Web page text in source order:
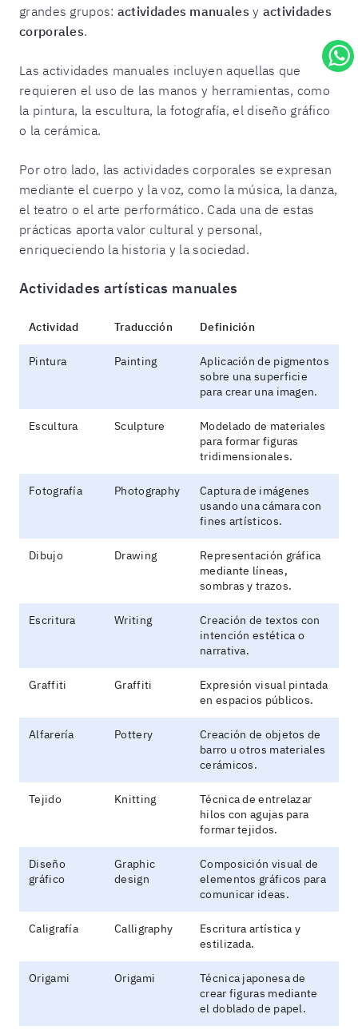
grandes grupos: actividades manualesy actividades
corporales.
Las actividades manuales incluyen aquellas que
requieren el uso de las manos y herramientas, como
la pintura, la escultura, la fotografía, el diseño gráfico
o la cerámica.
Por otro lado, las actividades corporales se expresan
mediante el cuerpo y la voz, como la música, la danza,
el teatro o el arte performático. Cada una de estas
prácticas aporta valor cultural y personal,
enriqueciendo la historia y la sociedad.
Actividades artísticas manuales
Actividad Traducción Definición
Pintura Painting
Aplicación de pigmentos
sobre una superficie
para crear una imagen.
Escultura Sculpture
Modelado de materiales
para formar figuras
tridimensionales.
Fotografía Photography
Captura de imágenes
usando una cámara con
fines artísticos.
Dibujo Drawing
Representación gráfica
mediante líneas,
sombras y trazos.
Escritura Writing
Creación de textos con
intención estética o
narrativa.
Graffiti Graffiti
Expresión visual pintada
en espacios públicos.
Alfarería Pottery
Creación de objetos de
barro u otros materiales
cerámicos.
Tejido Knitting
Técnica de entrelazar
hilos con agujas para
formar tejidos.
Diseño
gráfico
Graphic
design
Composición visual de
elementos gráficos para
comunicar ideas.
Caligrafía Calligraphy
Escritura artística y
estilizada.
Origami Origami
Técnica japonesa de
crear figuras mediante
el doblado de papel.